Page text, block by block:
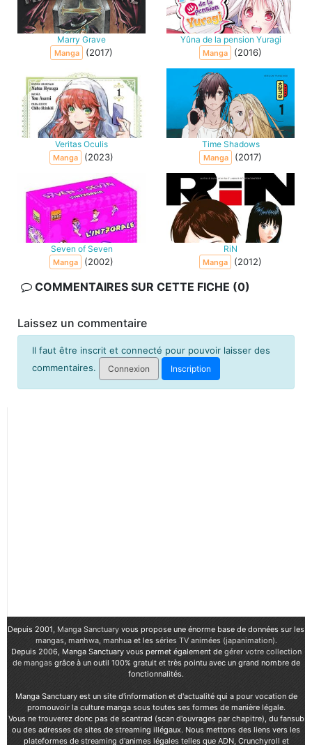
Marry Grave
Manga (2017)
Yûna de la pension Yuragi
Manga (2016)
Veritas Oculis
Manga (2023)
Time Shadows
Manga (2017)
Seven of Seven
Manga (2002)
RiN
Manga (2012)
COMMENTAIRES SUR CETTE FICHE (0)
Laissez un commentaire
Il faut être inscrit et connecté pour pouvoir laisser des
commentaires.
Connexion Inscription
Depuis 2001, Manga Sanctuary vous propose une énorme base de données sur les
mangas, manhwa, manhuaet les séries TV animées (japanimation).
Depuis 2006, Manga Sanctuary vous permet également de gérer votre collection
de mangasgrâce à un outil 100% gratuit et très pointu avec un grand nombre de
fonctionnalités.
Manga Sanctuary est un site d'information et d'actualité qui a pour vocation de
promouvoir la culture manga sous toutes ses formes de manière légale.
Vous ne trouverez donc pas de scantrad (scan d'ouvrages par chapitre), du fansub
ou des adresses de sites de streaming illégaux. Nous mettons des liens vers les
plateformes de streaming d'animes légales telles que ADN, Crunchyroll et